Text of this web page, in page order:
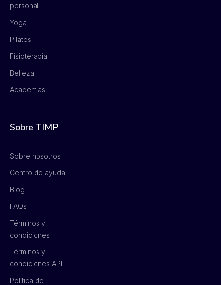
personal
Yoga
Pilates
Fisioterapia
Belleza
Academias
Sobre TIMP
Sobre nosotros
Centro de ayuda
Blog
FAQs
Términos y
condiciones
Términos y
condiciones API
Política de